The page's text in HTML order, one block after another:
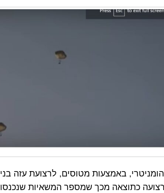
באמצעות מטוסים, לרצועת עזה
כתוצאה מכך שמספר המשאיות